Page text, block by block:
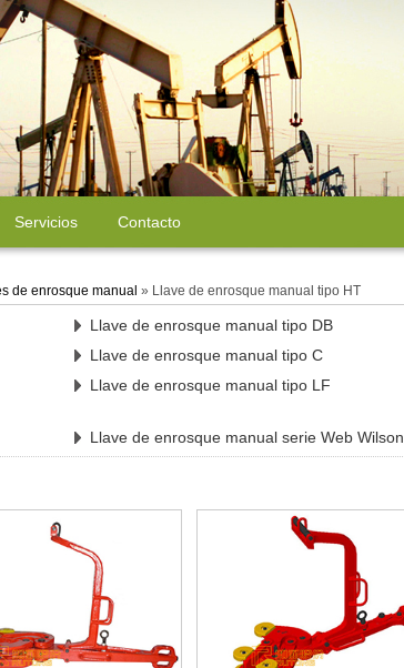
Servicios Contacto
de enrosque manual » Llave de enrosque manual tipo HT
Llave de enrosque manual tipo DB
Llave de enrosque manual tipo C
Llave de enrosque manual tipo LF
Llave de enrosque manual serie Web Wilson